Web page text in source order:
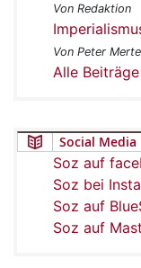
Von Redaktion
Von Peter
Alle
Social Media
Soz auf
Soz bei
Soz auf
Soz auf